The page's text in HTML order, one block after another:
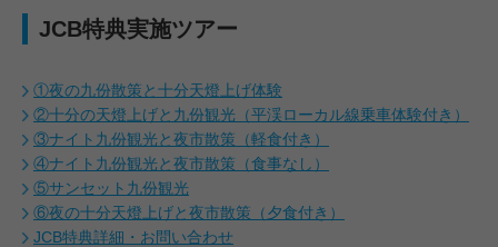
#JCBプラザ #アフタヌーンティー
JCB特典実施ツアー
①夜の九份散策と十分天燈上げ体験
②十分の天燈上げと九份観光（平渓ローカル線乗車体験付き）
③ナイト九份観光と夜市散策（軽食付き）
④ナイト九份観光と夜市散策（食事なし）
⑤サンセット九份観光
⑥夜の十分天燈上げと夜市散策（夕食付き）
JCB特典詳細・お問い合わせ